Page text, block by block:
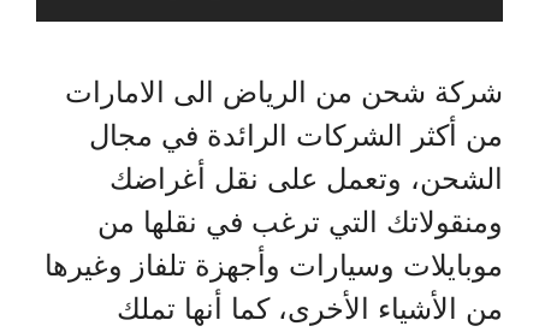
شركة شحن من الرياض الى الامارات
من أكثر الشركات الرائدة في مجال
الشحن، وتعمل على نقل أغراضك
ومنقولاتك التي ترغب في نقلها من
موبايلات وسيارات وأجهزة تلفاز وغيرها
من الأشياء الأخرى، كما أنها تملك